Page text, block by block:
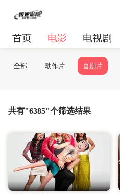
首页 电影 电视剧
全部 动作片 喜剧片
共有"6385"个筛选结果